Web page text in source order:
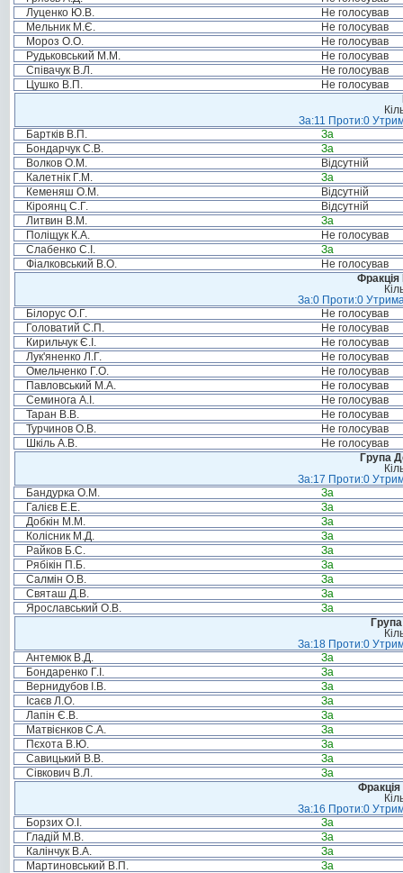
Луценко Ю.В.
Не голосував
Мельник М.Є.
Не голосував
Мороз О.О.
Не голосував
Рудьковський М.М.
Не голосував
Співачук В.Л.
Не голосував
Цушко В.П.
Не голосував
За:11 Проти:0
Бартків В.П.
За
Бондарчук С.В.
За
Волков О.М.
Відсутній
Калетнік Г.М.
За
Кеменяш О.М.
Відсутній
Кіроянц С.Г.
Відсутній
Литвин В.М.
За
Поліщук К.А.
Не голосував
Слабенко С.І.
За
Фіалковський В.О.
Не голосував
За:0 Проти:0
Білорус О.Г.
Не голосував
Головатий С.П.
Не голосував
Кирильчук Є.І.
Не голосував
Лук'яненко Л.Г.
Не голосував
Омельченко Г.О.
Не голосував
Павловський М.А.
Не голосував
Семинога А.І.
Не голосував
Таран В.В.
Не голосував
Турчинов О.В.
Не голосував
Шкіль А.В.
Не голосував
Група
За:17 Проти:0
Бандурка О.М.
За
Галієв Е.Е.
За
Добкін М.М.
За
Колісник М.Д.
За
Райков Б.С.
За
Рябікін П.Б.
За
Салмін О.В.
За
Святаш Д.В.
За
Ярославський О.В.
За
За:18 Проти:0
Антемюк В.Д.
За
Бондаренко Г.І.
За
Вернидубов І.В.
За
Ісаєв Л.О.
За
Лапін Є.В.
За
Матвієнков С.А.
За
Пєхота В.Ю.
За
Савицький В.В.
За
Сівкович В.Л.
За
Фракція
За:16 Проти:0
Борзих О.І.
За
Гладій М.В.
За
Калінчук В.А.
За
Мартиновський В.П.
За